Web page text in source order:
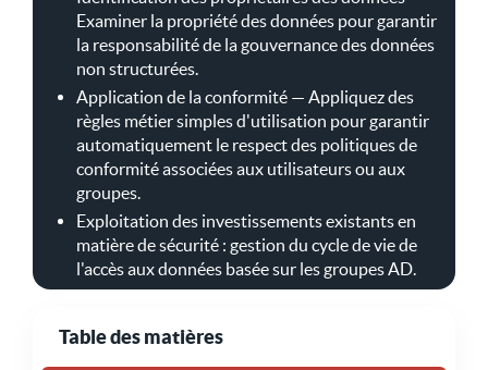
Examiner la propriété des données pour garantir
la responsabilité de la gouvernance des données
non structurées.
Application de la conformité — Appliquez des
règles métier simples d'utilisation pour garantir
automatiquement le respect des politiques de
conformité associées aux utilisateurs ou aux
groupes.
Exploitation des investissements existants en
matière de sécurité : gestion du cycle de vie de
l'accès aux données basée sur les groupes AD.
Table des matières